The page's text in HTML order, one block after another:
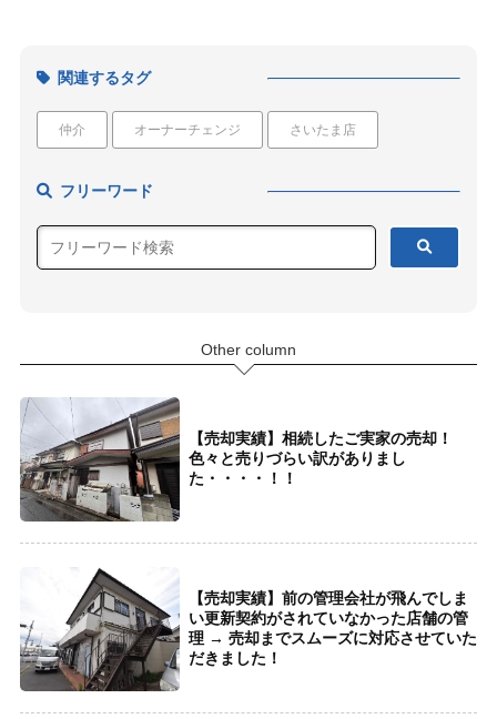
関連するタグ
仲介 オーナーチェンジ さいたま店
フリーワード
Other column
【売却実績】相続したご実家の売却！
色々と売りづらい訳がありまし
た・・・・！！
【売却実績】前の管理会社が飛んでしま
い更新契約がされていなかった店舗の管
理 → 売却までスムーズに対応させていた
だきました！